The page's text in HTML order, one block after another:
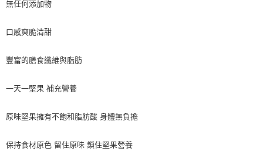
無任何添加物
口感爽脆清甜
豐富的膳食纖維與脂肪
一天一堅果 補充營養
原味堅果擁有不飽和脂肪酸 身體無負擔
保持食材原色 留住原味 鎖住堅果營養